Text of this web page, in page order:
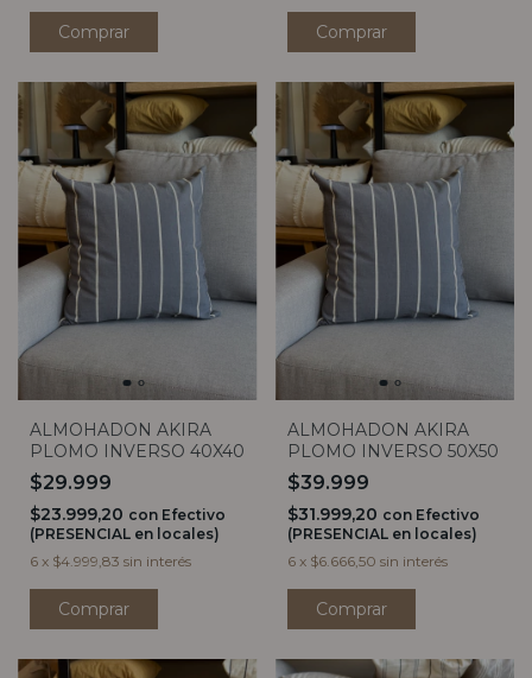
Comprar Comprar
ALMOHADON AKIRA
PLOMO INVERSO 40X40
$29.999
$23.999,20 con Efectivo
(PRESENCIAL en locales)
6 x $4.999,83 sin interés
Comprar
ALMOHADON AKIRA
PLOMO INVERSO 50X50
$39.999
$31.999,20 con Efectivo
(PRESENCIAL en locales)
6 x $6.666,50 sin interés
Comprar